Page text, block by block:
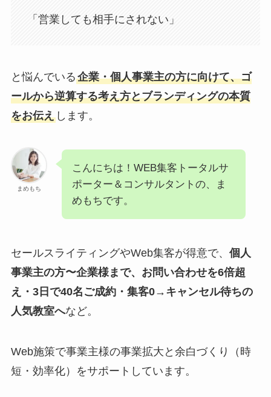
「営業しても相手にされない」
と悩んでいる企業・個人事業主の方に向けて、ゴ
ールから逆算する考え方とブランディングの本質
をお伝えします。
まめもち
こんにちは！WEB集客トータルサ
ポーター＆コンサルタントの、ま
めもちです。
セールスライティングやWeb集客が得意で、 個人
事業主の方〜企業様まで、お問い合わせを6倍超
え・3日で40名ご成約・集客0→キャンセル待ちの
人気教室へなど。
Web施策で事業主様の事業拡大と余白づくり（時
短・効率化）をサポートしています。